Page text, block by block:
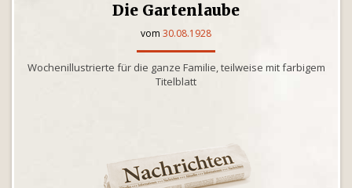
Die Gartenlaube
vom 30.08.1928
Wochenillustrierte für die ganze Familie, teilweise mit farbigem
Titelblatt